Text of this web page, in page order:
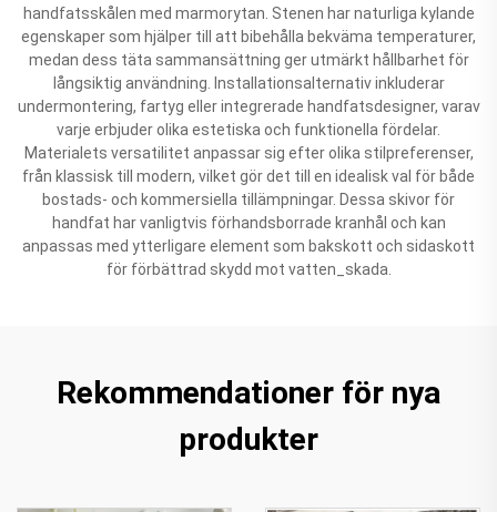
handfatsskålen med marmorytan. Stenen har naturliga kylande
egenskaper som hjälper till att bibehålla bekväma temperaturer,
medan dess täta sammansättning ger utmärkt hållbarhet för
långsiktig användning. Installationsalternativ inkluderar
undermontering, fartyg eller integrerade handfatsdesigner, varav
varje erbjuder olika estetiska och funktionella fördelar.
Materialets versatilitet anpassar sig efter olika stilpreferenser,
från klassisk till modern, vilket gör det till en idealisk val för både
bostads- och kommersiella tillämpningar. Dessa skivor för
handfat har vanligtvis förhandsborrade kranhål och kan
anpassas med ytterligare element som bakskott och sidaskott
för förbättrad skydd mot vatten_skada.
Rekommendationer för nya
produkter